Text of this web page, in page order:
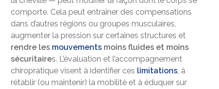
comporte. Cela peut entraîner des compensations
dans d’autres régions ou groupes musculaires,
augmenter la pression sur certaines structures et
rendre les mouvements moins fluides et moins
sécuritaires. L’évaluation et l’accompagnement
chiropratique visent à identifier ces limitations, à
rétablir (ou maintenir) la mobilité et à éduquer sur